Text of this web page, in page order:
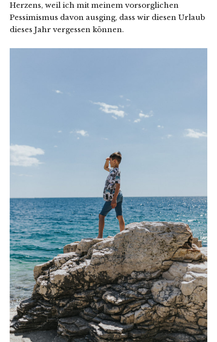
Herzens, weil ich mit meinem vorsorglichen
Pessimismus davon ausging, dass wir diesen Urlaub
dieses Jahr vergessen können.